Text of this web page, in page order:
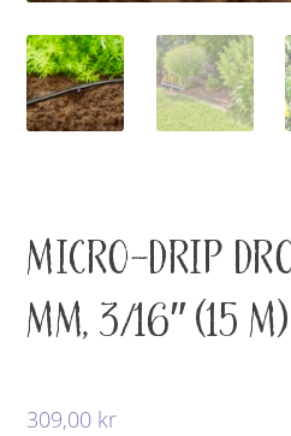
MICRO-DRIP
MM, 3/16″ (15 M)
309,00 kr